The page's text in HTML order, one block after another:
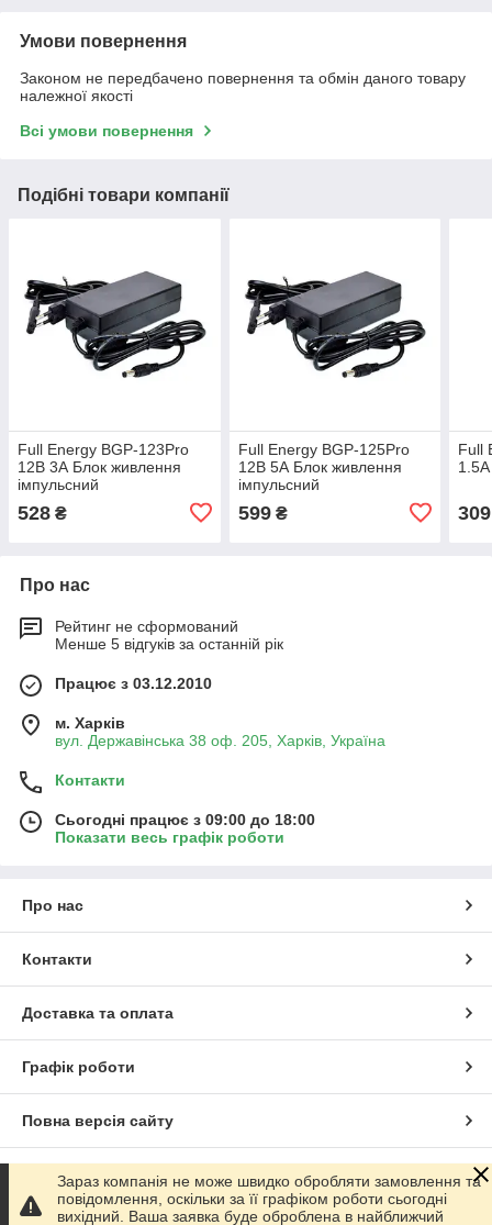
Умови повернення
Законом не передбачено повернення та обмін даного товару
належної якості
Всі умови повернення
Подібні товари компанії
Full Energy BGP-123Pro
12В 3А Блок живлення
імпульсний
528 ₴
Full Energy BGP-125Pro
12В 5А Блок живлення
імпульсний
599₴
Full
309
Про нас
Рейтинг не сформований
Менше 5 відгуків за останній рік
Працює з 03.12.2010
м. Харків
вул. Державінська 38 оф. 205, Харків, Україна
Контакти
Сьогодні працює з 09:00 до 18:00
Показати весь графік роботи
Про нас
Контакти
Доставка та оплата
Графік роботи
Повна версія сайту
Сайт створено на маркетплейсі Prom.ua
Зараз компанія не може швидко обробляти замовлення та
повідомлення, оскільки за її графіком роботи сьогодні
вихідний. Ваша заявка буде оброблена в найближчий